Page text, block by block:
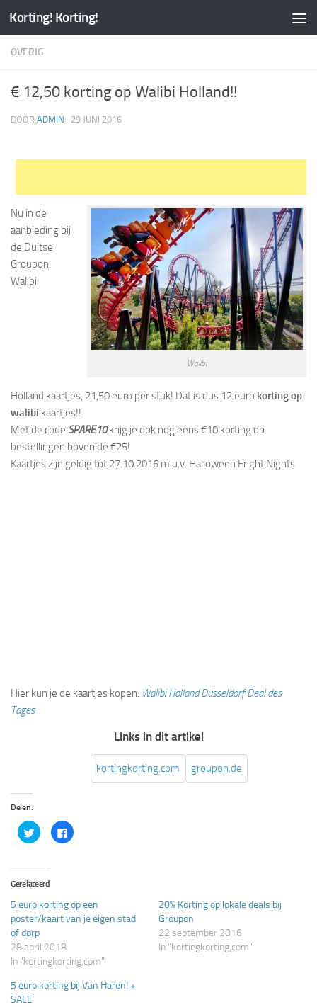
Korting! Korting!
OVERIG
€ 12,50 korting op Walibi Holland!!
DOOR ADMIN · 29 JUNI 2016
Walibi
Nu in de
aanbieding bij
de Duitse
Groupon.
Walibi
Holland kaartjes, 21,50 euro per stuk! Dat is dus 12 euro korting op
walibi kaartjes!!
Met de code SPARE10krijg je ook nog eens €10 korting op
bestellingen boven de €25!
Kaartjes zijn geldig tot 27.10.2016 m.u.v. Halloween Fright Nights
Hier kun je de kaartjes kopen: Walibi Holland Düsseldorf Deal des
Tages
Links in dit artikel
kortingkorting.com groupon.de
Delen:
Klik
om
Twitter
(Wordt
in
nieuw
venster
geopend)
Klik
om
nieuw
venster
geopend)
Gerelateerd
5 euro korting op een
poster/kaart van je eigen stad
of dorp
28 april 2018
In "kortingkorting,com"
20% Korting op lokale deals bij
Groupon
22 september 2016
In "kortingkorting,com"
5 euro korting bij Van Haren! +
SALE